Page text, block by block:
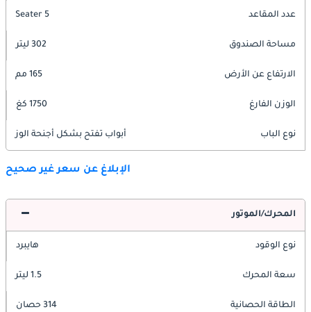
عدد المقاعد 5 Seater
مساحة الصندوق 302 ليتر
الارتفاع عن الأرض 165 مم
الوزن الفارغ 1750 كغ
نوع الباب أبواب تفتح بشكل أجنحة الوز
الإبلاغ عن سعر غير صحيح
المحرك/الموتور
نوع الوقود هايبرد
سعة المحرك 1.5 ليتر
الطاقة الحصانية 314 حصان